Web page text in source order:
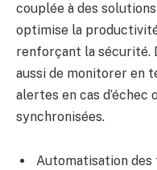
couplée à des
optimise la
renforçant la sécurité.
aussi de monitorer en
alertes en cas d’échec
synchronisées.
Automatisation